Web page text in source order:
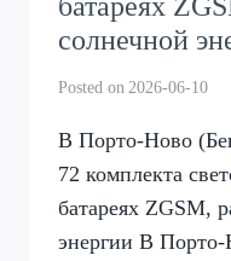
солнечной
Posted on 2026-06-10
В Порто-Ново
72 комплекта
батареях ZGSM,
энергии В